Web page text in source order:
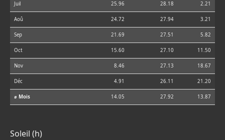
Juil 25.96 28.18 2.21
Aoû 24.72 27.94 3.21
Sep 21.69 27.51 5.82
Oct 15.60 27.10 11.50
Nov 8.46 27.13 18.67
Déc 4.91 26.11 21.20
⌀ Mois 14.05 27.92 13.87
Soleil (h)